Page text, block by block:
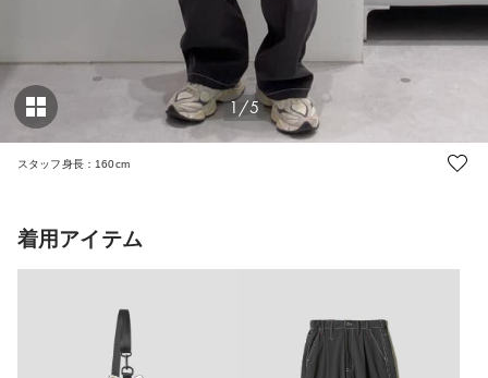
1/5
スタッフ身長：160cm
着用アイテム